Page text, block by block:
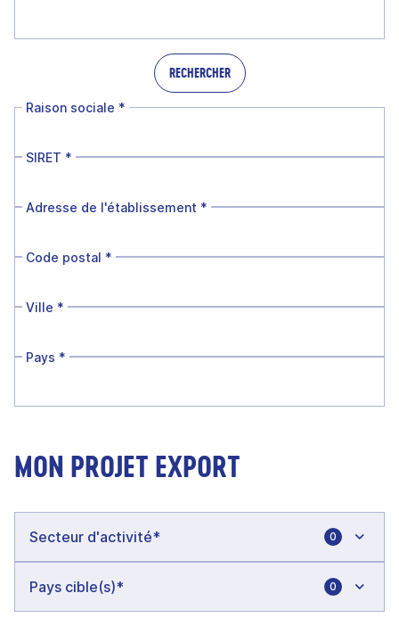
RECHERCHER
Raison sociale *
SIRET *
Adresse de l'établissement *
Code postal *
Ville *
Pays *
MON PROJET EXPORT
0
0